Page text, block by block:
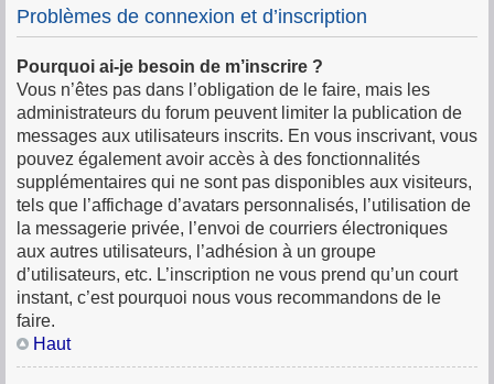
Problèmes de connexion et d’inscription
Pourquoi ai-je besoin de m’inscrire ?
Vous n’êtes pas dans l’obligation de le faire, mais les
administrateurs du forum peuvent limiter la publication de
messages aux utilisateurs inscrits. En vous inscrivant, vous
pouvez également avoir accès à des fonctionnalités
supplémentaires qui ne sont pas disponibles aux visiteurs,
tels que l’affichage d’avatars personnalisés, l’utilisation de
la messagerie privée, l’envoi de courriers électroniques
aux autres utilisateurs, l’adhésion à un groupe
d’utilisateurs, etc. L’inscription ne vous prend qu’un court
instant, c’est pourquoi nous vous recommandons de le
faire.
Haut